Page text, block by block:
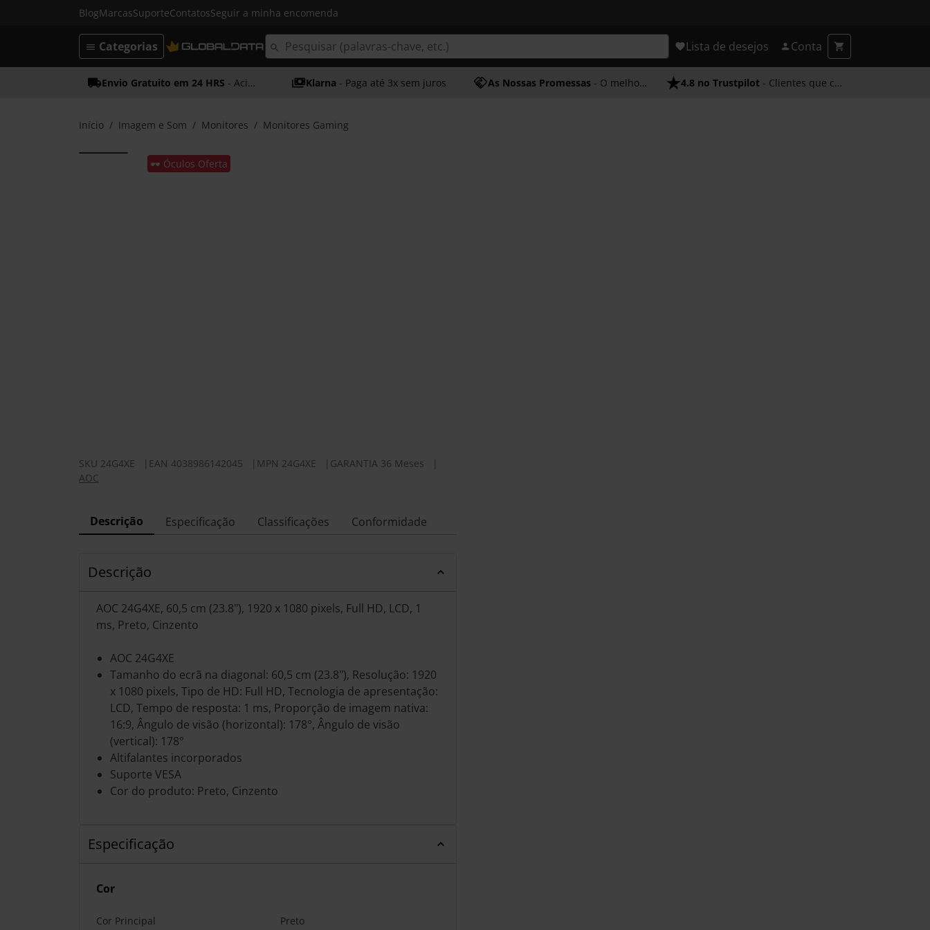
BlogMarcasSuporteContatosSeguir a minha encomenda
Lista de desejos Conta
Categorias
Envio Gratuito em 24 HRS - Acima dos 50€ Klarna - Paga até 3x sem juros As Nossas Promessas - O melhor atendimento 4.8 no Trustpilot - Clientes que confiam em nós
Início Imagem e Som Monitores Monitores Gaming
🕶️ Óculos Oferta
SKU 24G4XE EAN 4038986142045 MPN 24G4XE GARANTIA 36 Meses
AOC
Descrição Especificação Classificações Conformidade
Descrição
AOC 24G4XE, 60,5 cm (23.8"), 1920 x 1080 pixels, Full HD, LCD, 1
ms, Preto, Cinzento
AOC 24G4XE
Tamanho do ecrã na diagonal: 60,5 cm (23.8"), Resolução: 1920
x 1080 pixels, Tipo de HD: Full HD, Tecnologia de apresentação:
LCD, Tempo de resposta: 1 ms, Proporção de imagem nativa:
16:9, Ângulo de visão (horizontal): 178°, Ângulo de visão
(vertical): 178°
Altifalantes incorporados
Suporte VESA
Cor do produto: Preto, Cinzento
Especificação
Cor
Cor Principal Preto